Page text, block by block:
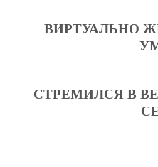
ВИРТУАЛЬНО
СТРЕМИЛСЯ В